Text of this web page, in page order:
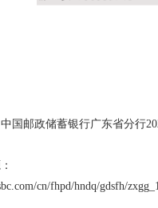
邮政储蓄银行广东省分行
cn/fhpd/hndq/gdsfh/